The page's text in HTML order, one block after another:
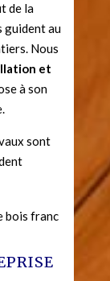
de la
guident au
Nous
et
à son
sont